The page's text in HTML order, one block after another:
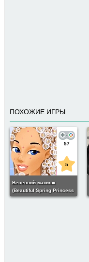
ПОХОЖИЕ ИГРЫ
57
5
Весенний макияж
(Beautiful Spring Princess
Makeover)